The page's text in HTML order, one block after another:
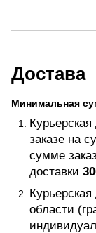
Достава
Минимальная
заказе на
сумме
доставки
области